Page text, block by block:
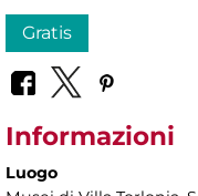
Gratis
Informazioni
Luogo